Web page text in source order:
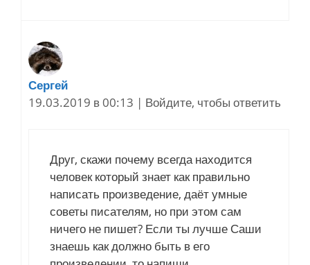
Сергей
19.03.2019 в 00:13 | Войдите, чтобы ответить
Друг, скажи почему всегда находится
человек который знает как правильно
написать произведение, даёт умные
советы писателям, но при этом сам
ничего не пишет? Если ты лучше Саши
знаешь как должно быть в его